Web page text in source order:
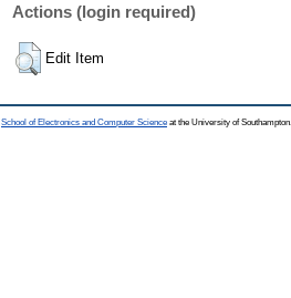
Actions (login required)
Edit Item
School of Electronics and Computer Science at the University of Southampton.